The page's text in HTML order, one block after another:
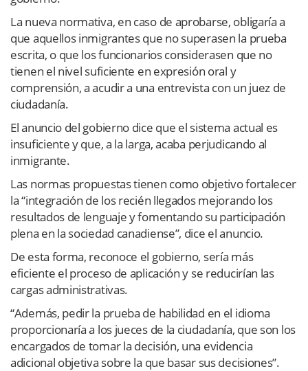
La nueva normativa, en caso de aprobarse, obligaría a
que aquellos inmigrantes que no superasen la prueba
escrita, o que los funcionarios considerasen que no
tienen el nivel suficiente en expresión oral y
comprensión, a acudir a una entrevista con un juez de
ciudadanía.
El anuncio del gobierno dice que el sistema actual es
insuficiente y que, a la larga, acaba perjudicando al
inmigrante.
Las normas propuestas tienen como objetivo fortalecer
la “integración de los recién llegados mejorando los
resultados de lenguaje y fomentando su participación
plena en la sociedad canadiense”, dice el anuncio.
De esta forma, reconoce el gobierno, sería más
eficiente el proceso de aplicación y se reducirían las
cargas administrativas.
“Además, pedir la prueba de habilidad en el idioma
proporcionaría a los jueces de la ciudadanía, que son los
encargados de tomar la decisión, una evidencia
adicional objetiva sobre la que basar sus decisiones”.